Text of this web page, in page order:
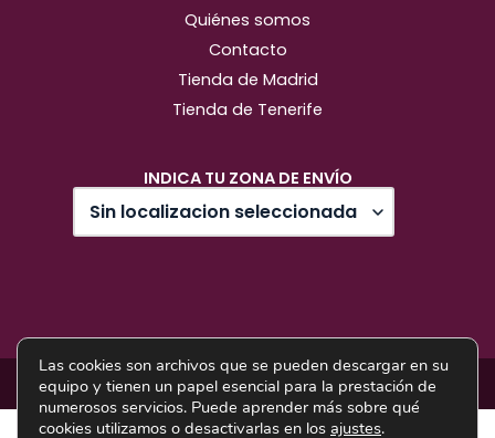
Quiénes somos
Contacto
Tienda de Madrid
Tienda de Tenerife
INDICA TU ZONA DE ENVÍO
Diseño web: Pixel Innova
Las cookies son archivos que se pueden descargar en su
equipo y tienen un papel esencial para la prestación de
numerosos servicios. Puede aprender más sobre qué
cookies utilizamos o desactivarlas en los ajustes.